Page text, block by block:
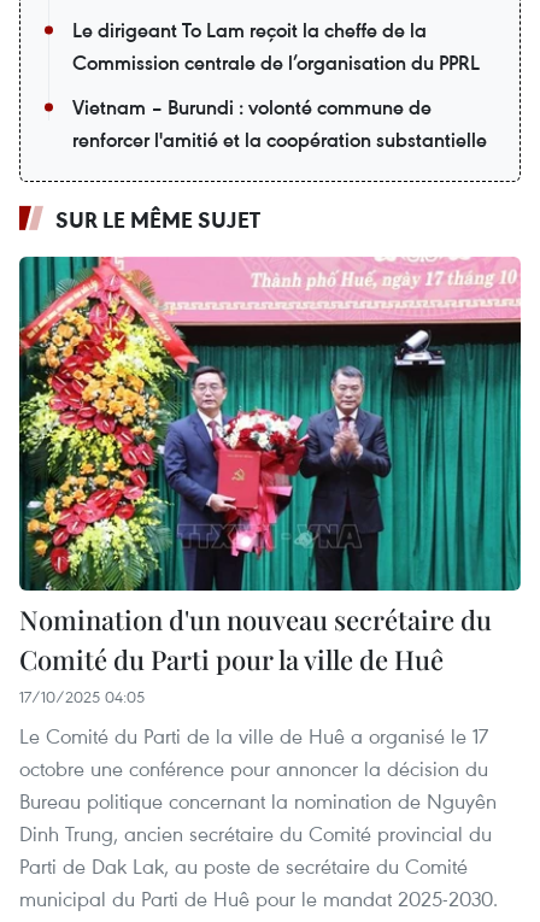
Le dirigeant To Lam reçoit la cheffe de la
Commission centrale de l’organisation du PPRL
Vietnam – Burundi : volonté commune de
renforcer l'amitié et la coopération substantielle
SUR LE MÊME SUJET
Nomination d'un nouveau secrétaire du
Comité du Parti pour la ville de Huê
17/10/2025 04:05
Le Comité du Parti de la ville de Huê a organisé le 17
octobre une conférence pour annoncer la décision du
Bureau politique concernant la nomination de Nguyên
Dinh Trung, ancien secrétaire du Comité provincial du
Parti de Dak Lak, au poste de secrétaire du Comité
municipal du Parti de Huê pour le mandat 2025-2030.